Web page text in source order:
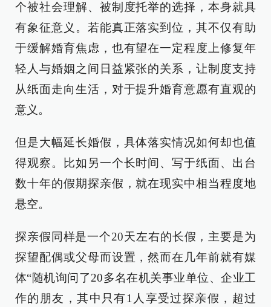
个被社会理解、被制度托举的选择，本身就具
有象征意义。若能真正落实到位，其不仅有助
于缓解婚育焦虑，也有望在一定程度上修复年
轻人与婚姻之间日益紧张的关系，让制度支持
从纸面走向生活，对于提升婚育意愿有直观的
意义。
但是大幅延长婚假，具体落实情况如何却也值
得观察。比如另一个长时间、写于纸面、出台
数十年的假期探亲假，就在现实中相当程度地
悬空。
探亲假同样是一个20天左右的长假，主要是为
探望配偶或父母而设置，然而在几年前就有媒
体“随机询问了20多名在机关事业单位、企业工
作的朋友，其中只有1人享受过探亲假，超过